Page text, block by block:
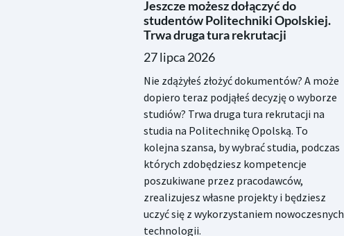
Jeszcze możesz dołączyć do
studentów Politechniki Opolskiej.
Trwa druga tura rekrutacji
27 lipca 2026
Nie zdążyłeś złożyć dokumentów? A może
dopiero teraz podjąłeś decyzję o wyborze
studiów? Trwa druga tura rekrutacji na
studia na Politechnikę Opolską. To
kolejna szansa, by wybrać studia, podczas
których zdobędziesz kompetencje
poszukiwane przez pracodawców,
zrealizujesz własne projekty i będziesz
uczyć się z wykorzystaniem nowoczesnych
technologii.